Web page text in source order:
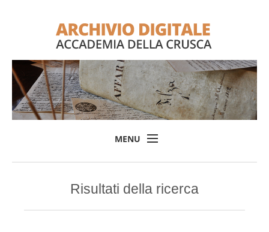
MENU
L'Archivio
Risultati della ricerca